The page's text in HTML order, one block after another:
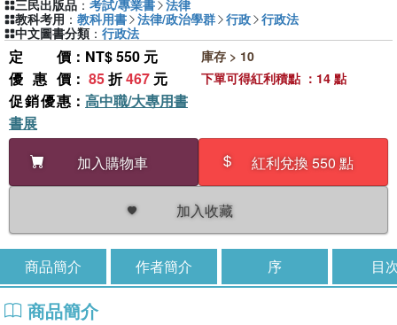
定價 ：NT$ 550 元
優惠價 ： 85折467 元
促銷優惠 ： 高中職/大專用書
書展
加入購物車
紅利兌換 550 點
加入收藏
庫存 > 10
下單可得紅利積點 ：14 點
三民出版品 ： 考試/專業書 法律
教科考用 ： 教科用書 法律/政治學群 行政 行政法
中文圖書分類 ： 行政法
商品簡介 作者簡介 序 目
商品簡介